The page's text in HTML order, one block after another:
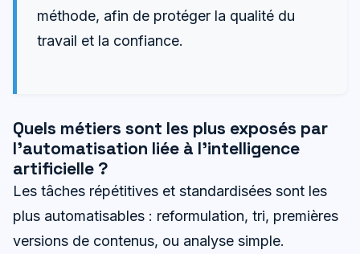
méthode, afin de protéger la qualité du
travail et la confiance.
Quels métiers sont les plus exposés par
l’automatisation liée à l’intelligence
artificielle ?
Les tâches répétitives et standardisées sont les
plus automatisables : reformulation, tri, premières
versions de contenus, ou analyse simple.